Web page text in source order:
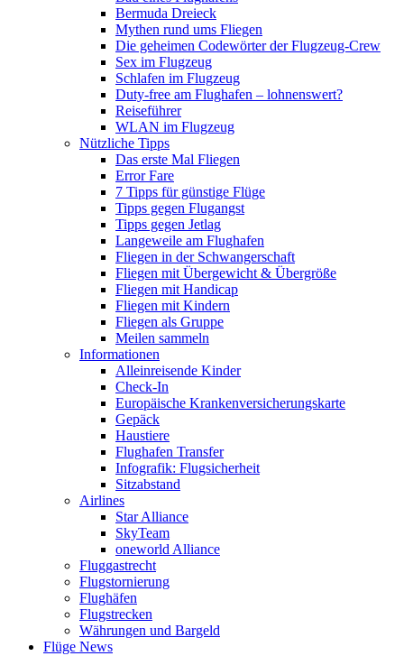
Bermuda Dreieck
Mythen rund ums Fliegen
Die geheimen Codewörter der Flugzeug-Crew
Sex im Flugzeug
Schlafen im Flugzeug
Duty-free am Flughafen – lohnenswert?
Reiseführer
WLAN im Flugzeug
Nützliche Tipps
Das erste Mal Fliegen
Error Fare
7 Tipps für günstige Flüge
Tipps gegen Flugangst
Tipps gegen Jetlag
Langeweile am Flughafen
Fliegen in der Schwangerschaft
Fliegen mit Übergewicht & Übergröße
Fliegen mit Handicap
Fliegen mit Kindern
Fliegen als Gruppe
Meilen sammeln
Informationen
Alleinreisende Kinder
Check-In
Europäische Krankenversicherungskarte
Gepäck
Haustiere
Flughafen Transfer
Infografik: Flugsicherheit
Sitzabstand
Airlines
Star Alliance
SkyTeam
oneworld Alliance
Fluggastrecht
Flugstornierung
Flughäfen
Flugstrecken
Währungen und Bargeld
Flüge News